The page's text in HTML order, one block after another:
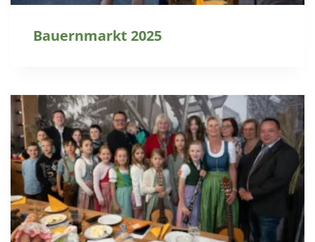
Bauernmarkt 2025